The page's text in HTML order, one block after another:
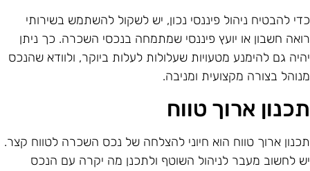
להבטיח ניהול פיננסי נכון, יש לשקול להשתמש בשירותי
חשבון או יועץ פיננסי שמתמחה בנכסי השכרה. כך ניתן
גם להימנע מטעויות שעלולות לעלות ביוקר, ולוודא שהנכס
בצורה מקצועית ומניבה.
ארוך טווח
ארוך טווח הוא חיוני להצלחה של נכס השכרה לטווח קצר.
לחשוב מעבר לניהול השוטף ולתכנן מה יקרה עם הנכס